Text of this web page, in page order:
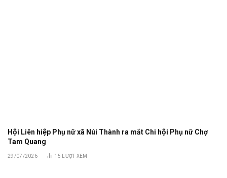
Hội Liên hiệp Phụ nữ xã Núi Thành ra mắt Chi hội Phụ nữ Chợ
Tam Quang
29/07/2026 15 LƯỢT XEM